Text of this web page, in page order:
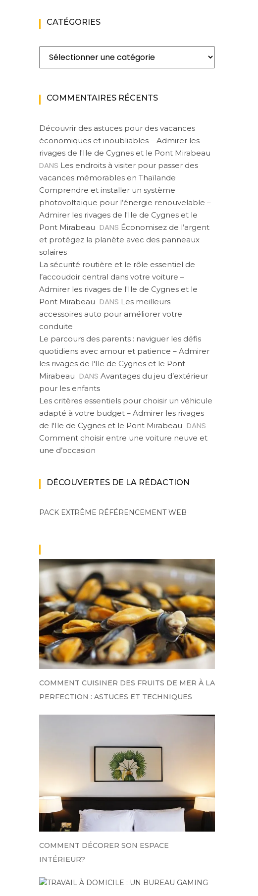
CATÉGORIES
Catégories
COMMENTAIRES RÉCENTS
Découvrir des astuces pour des vacances
économiques et inoubliables – Admirer les
rivages de l'Ile de Cygnes et le Pont Mirabeau
DANS Les endroits à visiter pour passer des
vacances mémorables en Thaïlande
Comprendre et installer un système
photovoltaïque pour l’énergie renouvelable –
Admirer les rivages de l'Ile de Cygnes et le
Pont Mirabeau DANS Économisez de l’argent
et protégez la planète avec des panneaux
solaires
La sécurité routière et le rôle essentiel de
l’accoudoir central dans votre voiture –
Admirer les rivages de l'Ile de Cygnes et le
Pont Mirabeau DANS Les meilleurs
accessoires auto pour améliorer votre
conduite
Le parcours des parents : naviguer les défis
quotidiens avec amour et patience – Admirer
les rivages de l'Ile de Cygnes et le Pont
Mirabeau DANS Avantages du jeu d’extérieur
pour les enfants
Les critères essentiels pour choisir un véhicule
adapté à votre budget – Admirer les rivages
de l'Ile de Cygnes et le Pont Mirabeau DANS
Comment choisir entre une voiture neuve et
une d’occasion
DÉCOUVERTES DE LA RÉDACTION
PACK EXTRÊME RÉFÉRENCEMENT WEB
COMMENT CUISINER DES FRUITS DE MER À LA
PERFECTION : ASTUCES ET TECHNIQUES
COMMENT DÉCORER SON ESPACE
INTÉRIEUR?